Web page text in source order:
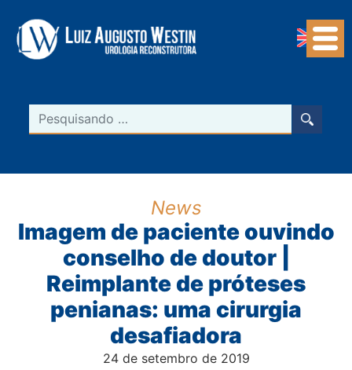
Pesquisar
News
Imagem de paciente ouvindo
conselho de doutor |
Reimplante de próteses
penianas: uma cirurgia
desafiadora
24 de setembro de 2019